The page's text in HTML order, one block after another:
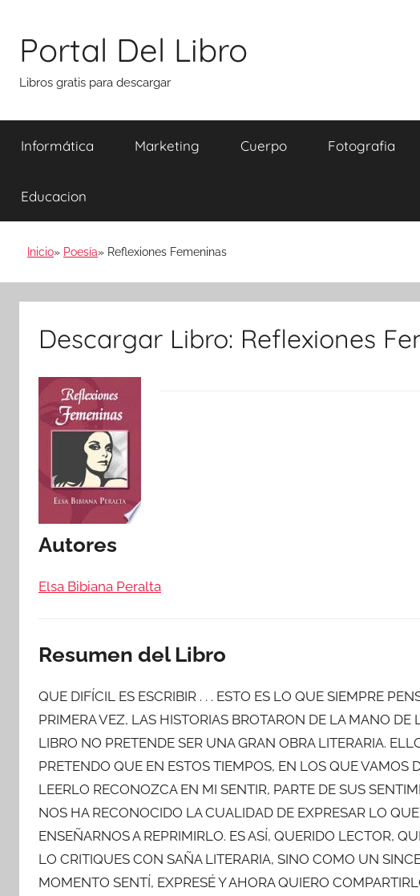
contenido
Portal Del Libro
Libros gratis para descargar
Informática Marketing Cuerpo Fotografia
Educacion
Inicio Poesía Reflexiones Femeninas
Descargar Libro: Reflexiones
Autores
Elsa Bibiana Peralta
Resumen del Libro
QUE DIFÍCIL ES ESCRIBIR . . . ESTO ES LO QUE SIEMPRE
PRIMERA VEZ, LAS HISTORIAS BROTARON DE LA MANO DE
LIBRO NO PRETENDE SER UNA GRAN OBRA LITERARIA.
PRETENDO QUE EN ESTOS TIEMPOS, EN LOS QUE VAMOS
LEERLO RECONOZCA EN MI SENTIR, PARTE DE SUS
NOS HA RECONOCIDO LA CUALIDAD DE EXPRESAR LO
ENSEÑARNOS A REPRIMIRLO. ES ASÍ, QUERIDO LECTOR,
LO CRITIQUES CON SAÑA LITERARIA, SINO COMO UN
MOMENTO SENTÍ, EXPRESÉ Y AHORA QUIERO